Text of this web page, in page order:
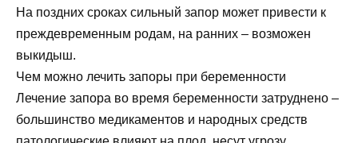
На поздних сроках сильный запор может привести к
преждевременным родам, на ранних – возможен
выкидыш.
Чем можно лечить запоры при беременности
Лечение запора во время беременности затруднено –
большинство медикаментов и народных средств